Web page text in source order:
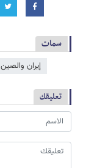
سمات
إيران والصين
تعليقك